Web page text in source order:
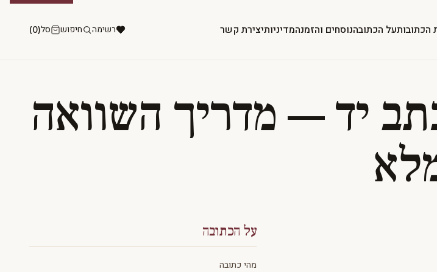
הכתובותעל הכתובהנוסחים והזמנהמדיניותיצירת קשר רשימה חיפוש סל(0)
יד — מדריך השוואה
על הכתובה
מהי כתובה